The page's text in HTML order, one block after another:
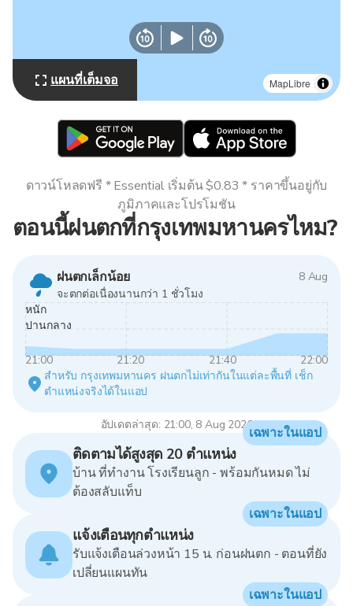
MapLibre
แผนที่เต็มจอ
ตอนนี้ฝนตกที่กรุงเทพมหานครไหม?
ฝนตกเล็กน้อย
8 Aug
จะตกต่อเนื่องนานกว่า 1 ชั่วโมง
หนัก
ปานกลาง
21:00 21:20 21:40
22:00
สำหรับ กรุงเทพมหานคร ฝนตกไม่เท่ากันในแต่ละพื้นที่ เช็ก
ตำแหน่งจริงได้ในแอป
อัปเดตล่าสุด: 21:00, 8 Aug 2026
ดาวน์โหลดฟรี * Essential เริ่มต้น $0.83 * ราคาขึ้นอยู่กับ
ภูมิภาคและโปรโมชัน
ติดตามได้สูงสุด 20 ตำแหน่ง
บ้าน ที่ทำงาน โรงเรียนลูก - พร้อมกันหมด ไม่
ต้องสลับแท็บ
เฉพาะในแอป
แจ้งเตือนทุกตำแหน่ง
รับแจ้งเตือนล่วงหน้า 15 น. ก่อนฝนตก - ตอนที่ยัง
เปลี่ยนแผนทัน
เฉพาะในแอป
เฉพาะในแอป